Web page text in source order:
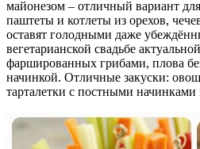
майонезом – отличный вариант
паштеты и котлеты из орехов,
оставят голодными даже
вегетарианской свадьбе
фаршированных грибами, плова
начинкой. Отличные закуски:
тарталетки с постными